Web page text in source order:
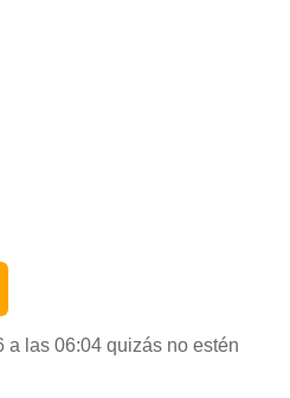
a las 06:04 quizás no estén